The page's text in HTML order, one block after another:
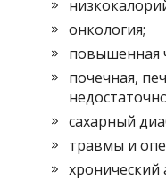
онкология;
повышенная
почечная,
сахарный
травмы и
хронический